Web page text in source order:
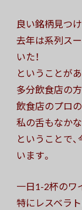
良い銘柄見つ
去年は系列ス
いた！
ということが
多分飲食店の
飲食店のプロ
私の舌もなかな
ということで
います。
一日1-2杯のワ
特にレスベラ